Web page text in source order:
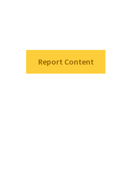
Report Content